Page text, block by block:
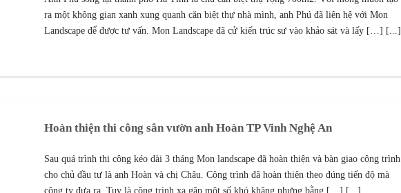
ra một không gian xanh xung quanh căn biệt thự nhà mình, anh Phú đã liên hệ với Mon
Landscape để được tư vấn. Mon Landscape đã cử kiến trúc sư vào khảo sát và lấy […] [...]
Hoàn thiện thi công sân vườn anh Hoàn TP Vinh Nghệ An
Sau quá trình thi công kéo dài 3 tháng Mon landscape đã hoàn thiện và bàn giao công trình
cho chủ đầu tư là anh Hoàn và chị Châu. Công trình đã hoàn thiện theo đúng tiến độ mà
công ty đưa ra. Tuy là công trình xa gặp một số khó khăng nhưng bằng […] [...]